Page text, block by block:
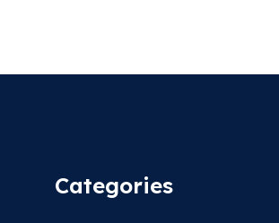
Categories